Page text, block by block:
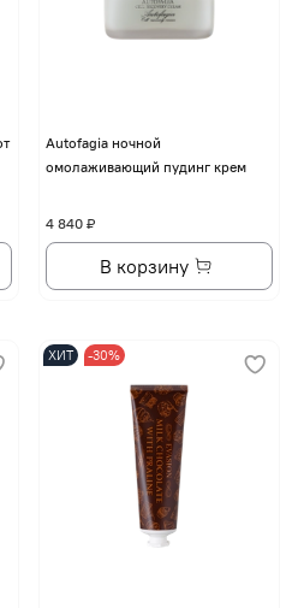
Autofagia ночной
омолаживающий пудинг крем
4 840 ₽
В корзину
ХИТ -30%